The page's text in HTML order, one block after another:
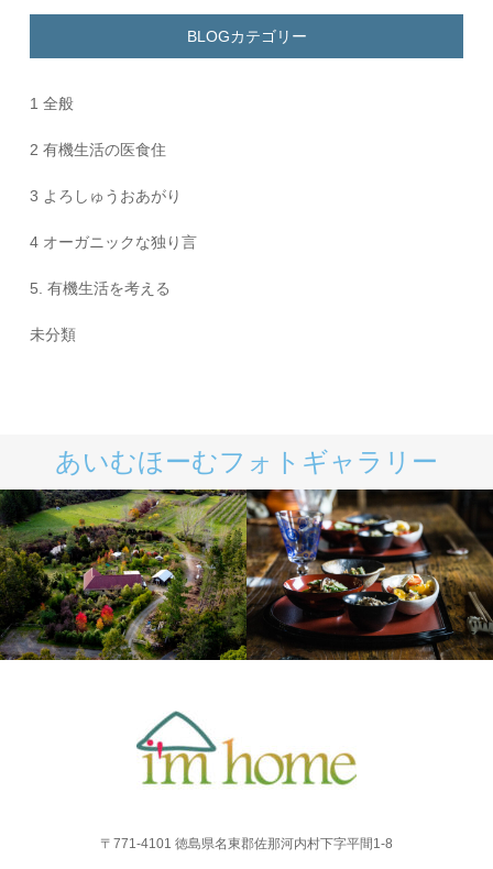
BLOGカテゴリー
1 全般
2 有機生活の医食住
3 よろしゅうおあがり
4 オーガニックな独り言
5. 有機生活を考える
未分類
あいむほーむフォトギャラリー
あいむほーむNZ あいむほーむの料理
〒771-4101 徳島県名東郡佐那河内村下字平間1-8